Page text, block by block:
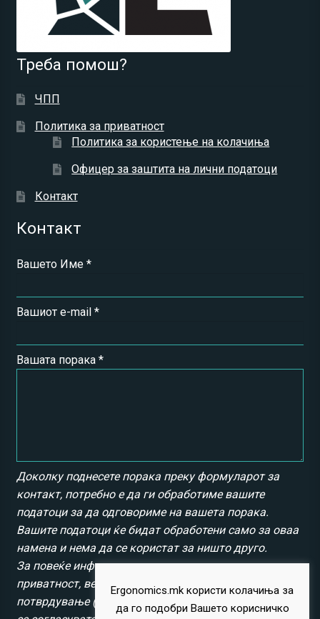
Треба помош?
ЧПП
Политика за приватност
Политика за користење на колачиња
Офицер за заштита на лични податоци
Контакт
Контакт
Вашето Име *
Вашиот e-mail *
Вашата порака *
Доколку поднесете порака преку формуларот за
контакт, потребно е да ги обработиме вашите
податоци за да одговориме на вашета порака.
Вашите податоци ќе бидат обработени само за оваа
намена и нема да се користат за ништо друго.
За повеќе информации околу нашата политика за
приватност, ве молиме кликнете
потврдување (кликање) на копчето „Испрати“, вие
Ergonomics.mk користи колачиња за
да го подобри Вашето корисничко